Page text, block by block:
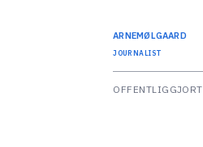
ARNEMØLGAARD
JOURNALIST
OFFENTLIGGJORT